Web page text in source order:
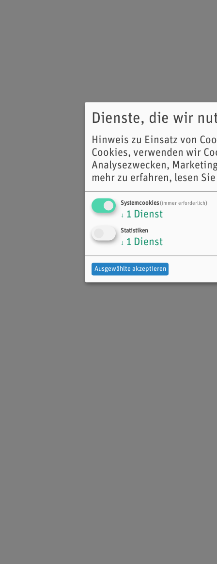
Dienste, die wir
Hinweis zu Einsatz von
Cookies, verwenden wir
Analysezwecken,
mehr zu erfahren, lesen
Systemcookies(immer erforderlich)
↓ 1 Dienst
Statistiken
↓ 1 Dienst
Ausgewählte akzeptieren